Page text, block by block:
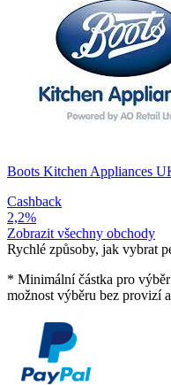
Boots Kitchen Appliances
Cashback
2,2%
Zobrazit všechny obchody
Rychlé způsoby, jak vybrat
* Minimální částka pro
možnost výběru bez provizí